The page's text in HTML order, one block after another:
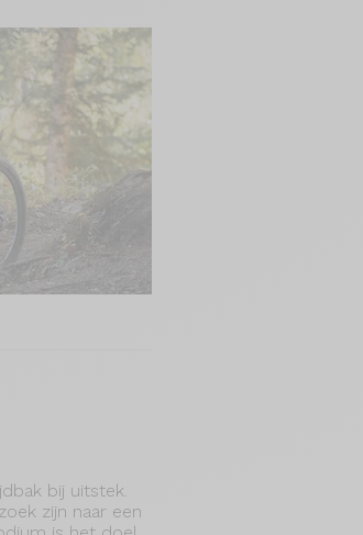
bij uitstek.
zijn naar een